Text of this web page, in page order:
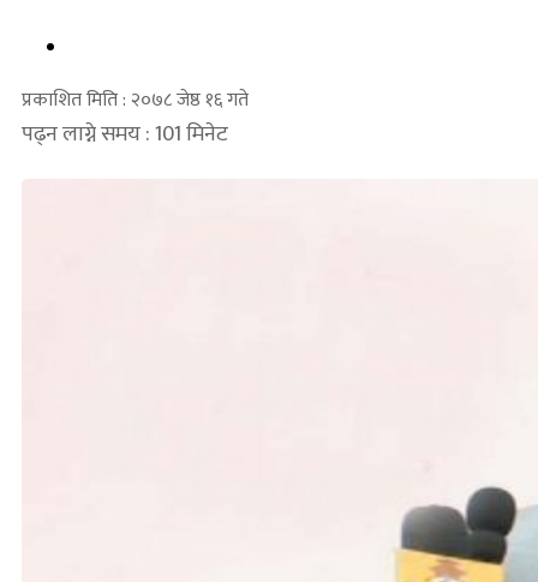
प्रकाशित मिति : २०७८ जेष्ठ १६ गते
पढ्न लाग्ने समय : 101 मिनेट